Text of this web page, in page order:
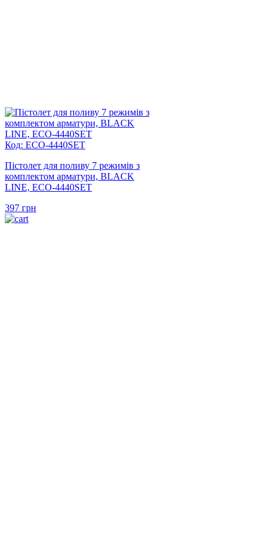
Код: ECO-4440SET
Пістолет для поливу 7 режимів з
комплектом арматури, BLACK
LINE, ECO-4440SET
397 грн